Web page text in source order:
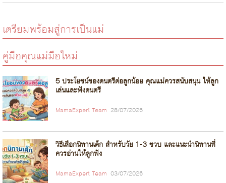
เตรียมพร้อมสู่การเป็นแม่
คู่มือคุณแม่มือใหม่
5 ประโยชน์ของดนตรีต่อลูกน้อย คุณแม่ควรสนับสนุน ให้ลูก
เล่นและฟังดนตรี
MamaExpert Team 28/07/2026
วิธีเลือกนิทานเด็ก สำหรับวัย 1-3 ขวบ และแนะนำนิทานที่
ควรอ่านให้ลูกฟัง
MamaExpert Team 03/07/2026